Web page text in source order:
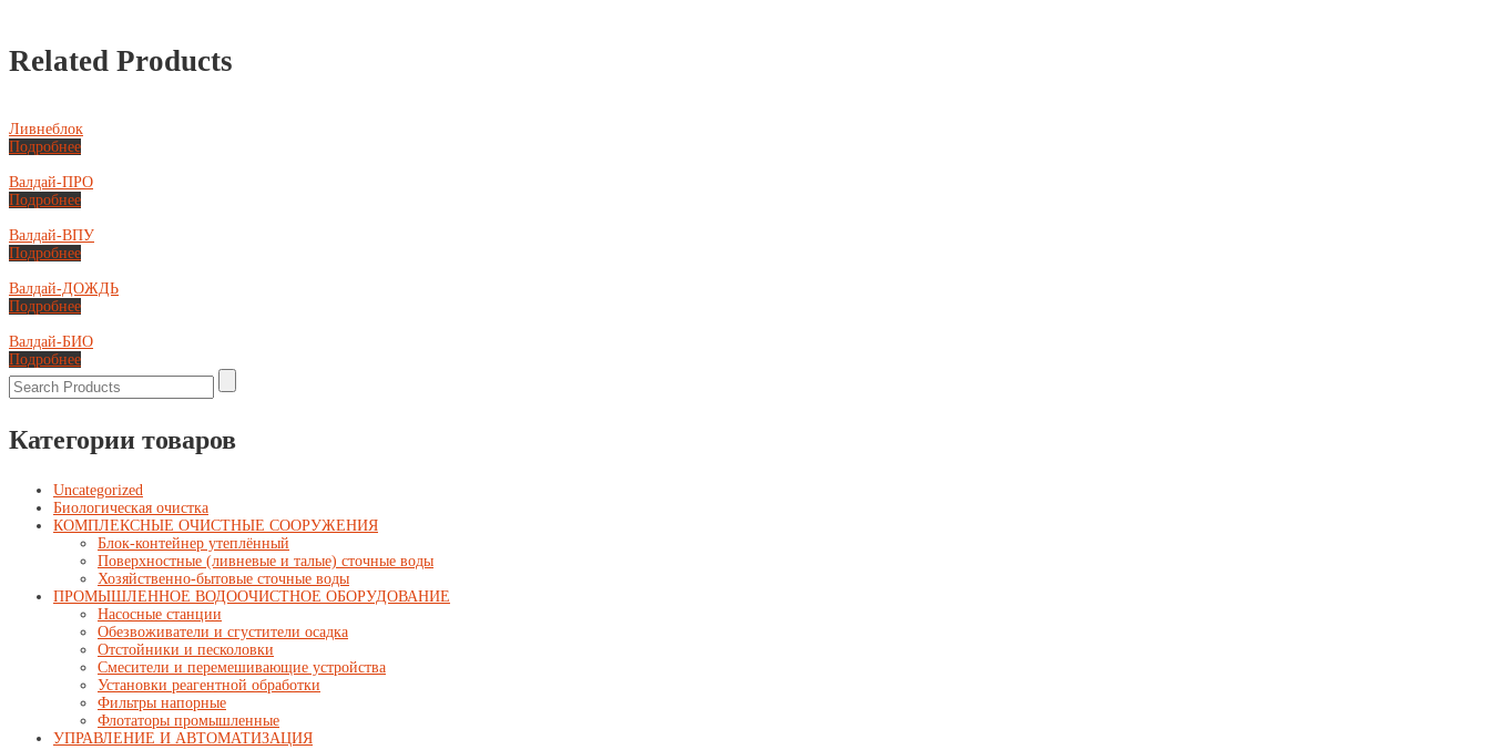
Related Products
Ливнеблок
Подробнее
Валдай-ПРО
Подробнее
Валдай-ВПУ
Подробнее
Валдай-ДОЖДЬ
Подробнее
Валдай-БИО
Подробнее
Категории товаров
Uncategorized
Биологическая очистка
КОМПЛЕКСНЫЕ ОЧИСТНЫЕ СООРУЖЕНИЯ
Блок-контейнер утеплённый
Поверхностные (ливневые и талые) сточные воды
Хозяйственно-бытовые сточные воды
ПРОМЫШЛЕННОЕ ВОДООЧИСТНОЕ ОБОРУДОВАНИЕ
Насосные станции
Обезвоживатели и сгустители осадка
Отстойники и песколовки
Смесители и перемешивающие устройства
Установки реагентной обработки
Фильтры напорные
Флотаторы промышленные
УПРАВЛЕНИЕ И АВТОМАТИЗАЦИЯ